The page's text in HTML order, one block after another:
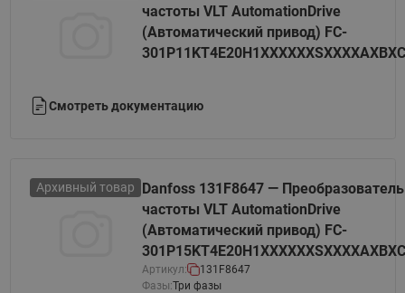
частоты VLT AutomationDrive
(Автоматический привод) FC-
Смотреть документацию
Архивный товар
Danfoss 131F8647 — Преобразователь
частоты VLT AutomationDrive
(Автоматический привод) FC-
Артикул:
131F8647
Фазы:Три фазы